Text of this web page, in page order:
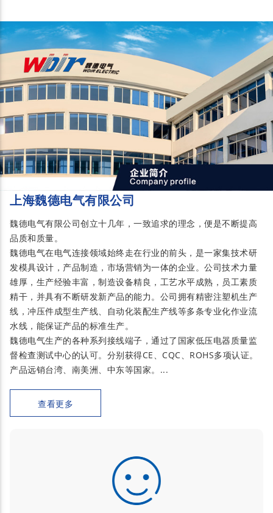
上海魏德电气有限公司
魏德电气有限公司创立十几年，一致追求的理念，便是不断提高
品质和质量。
魏德电气在电气连接领域始终走在行业的前头，是一家集技术研
发模具设计，产品制造，市场营销为一体的企业。公司技术力量
雄厚，生产经验丰富，制造设备精良，工艺水平成熟，员工素质
精干，并具有不断研发新产品的能力。公司拥有精密注塑机生产
线，冲压件成型生产线、自动化装配生产线等多条专业化作业流
水线，能保证产品的标准生产。
魏德电气生产的各种系列接线端子，通过了国家低压电器质量监
督检查测试中心的认可。分别获得CE、CQC、ROHS多项认证。
产品远销台湾、南美洲、中东等国家。...
查看更多